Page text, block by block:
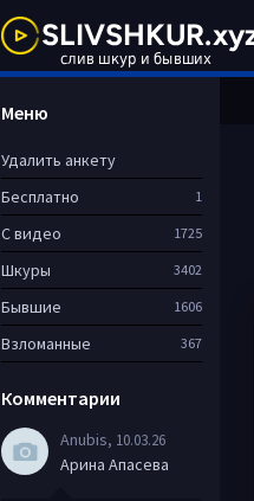
Меню
Удалить анкету
Бесплатно
1
С видео 1725
Шкуры 3402
Бывшие 1606
Взломанные 367
Комментарии
Anubis, 10.03.26
Арина Апасева